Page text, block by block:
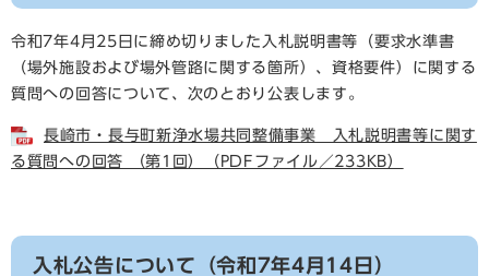
令和7年4月25日に締め切りました入札説明書等（要求水準書
（場外施設および場外管路に関する箇所）、資格要件）に関する
質問への回答について、次のとおり公表します。
長崎市・長与町新浄水場共同整備事業 入札説明書等に関す
る質問への回答 （第1回）（PDFファイル／233KB）
入札公告について（令和7年4月14日）